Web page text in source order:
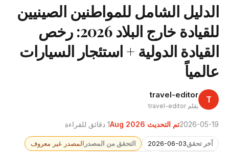
الدليل الشامل للمواطنين الصينيين
للقيادة خارج البلاد 2026: رخص
القيادة الدولية + استئجار السيارات
عالمياً
T
travel-editor
بقلم travel-editor
2026-05-19تم التحديث Aug 2026 1 دقائق للقراءة
آخر تحقق2026-06-03 التحقق من المصدر المصدر غير معروف